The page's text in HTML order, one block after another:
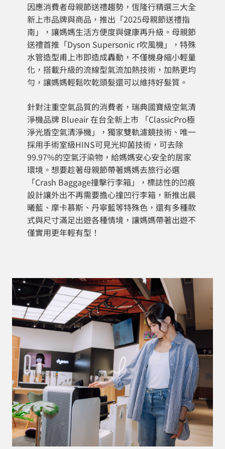
因應消費者母親節送禮趨勢，恆隆行精選三大全
新上市品牌與商品，推出「2025母親節送禮指
南」，讓媽媽生活方便度與健康再升級。母親節
送禮首推「Dyson Supersonic r吹風機」，特殊
水管造型甫上市即造成轟動，不僅機身縮小輕量
化，搭載升級的流線型氣流加熱技術，加熱更均
勻，讓媽媽輕鬆吹乾頭髮還可以維持好髮質。
針對注重空氣品質的消費者，瑞典國寶級空氣清
淨機品牌 Blueair 在台全新上市 「ClassicPro極
淨光盾空氣清淨機」，獨家雙軌濾鏡技術、唯一
採用手術室級HINS可見光抑菌技術，可去除
99.97%的空氣汙染物，給媽媽安心安全的居家
環境。想要趁著母親節帶著媽媽去旅行必選
「Crash Baggage撞擊行李箱」，標誌性的凹痕
設計讓外出不再需要擔心撞凹行李箱，新推出晨
曦藍、摩卡慕斯、丹寧藍等特殊色，還有多種款
式與尺寸滿足出遊各種情境，讓媽媽帶著出遊不
僅實用更年輕有型！